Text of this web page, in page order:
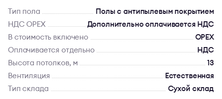
Тип пола
Полы с антипылевым покрытием
НДС OPEX
Дополнительно оплачивается НДС
В стоимость включено
OPEX
Оплачивается отдельно
НДС
Высота потолков, м
13
Вентиляция
Естественная
Тип склада
Сухой склад